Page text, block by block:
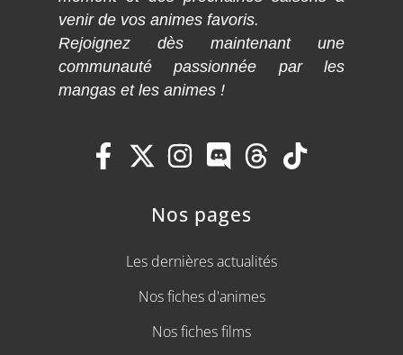
venir de vos animes favoris.
Rejoignez dès maintenant une
communauté passionnée par les
mangas et les animes !
Nos pages
Les dernières actualités
Nos fiches d'animes
Nos fiches films